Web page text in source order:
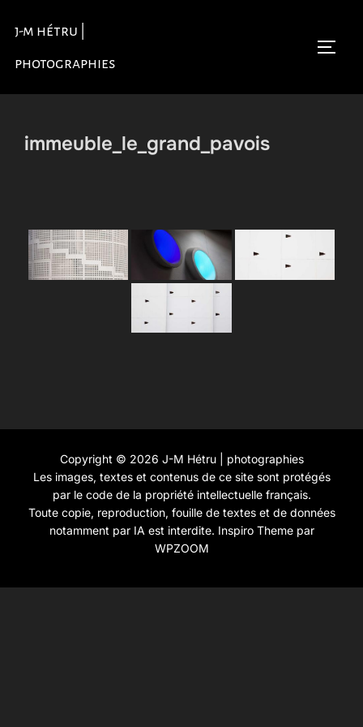
contenu
j-m hétru |
photographies
immeuble_le_grand_pavois
Copyright © 2026 J-M Hétru | photographies
Les images, textes et contenus de ce site sont protégés
par le code de la propriété intellectuelle français.
Toute copie, reproduction, fouille de textes et de données
notamment par IA est interdite. Inspiro Themepar
WPZOOM